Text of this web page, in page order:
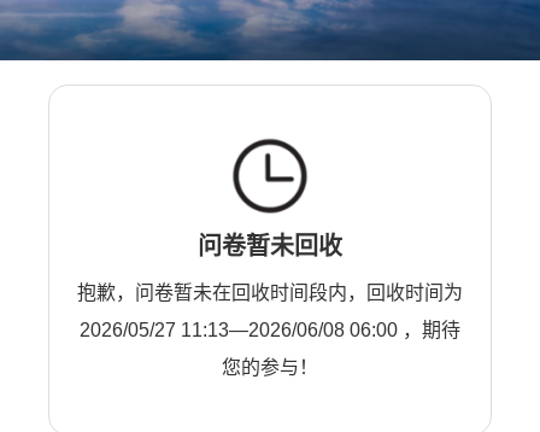
问卷暂未回收
抱歉，问卷暂未在回收时间段内，回收时间为
2026/05/27 11:13—2026/06/08 06:00 ，期待
您的参与！